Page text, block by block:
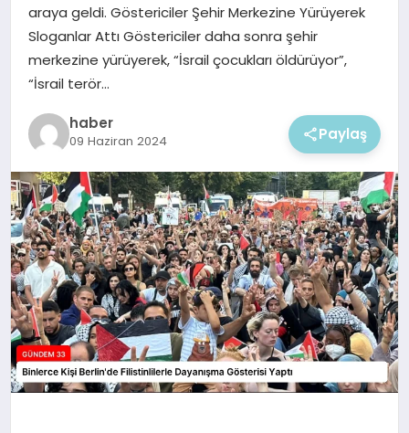
araya geldi. Göstericiler Şehir Merkezine Yürüyerek
Sloganlar Attı Göstericiler daha sonra şehir
merkezine yürüyerek, “İsrail çocukları öldürüyor”,
“İsrail terör…
haber
09 Haziran 2024 Paylaş